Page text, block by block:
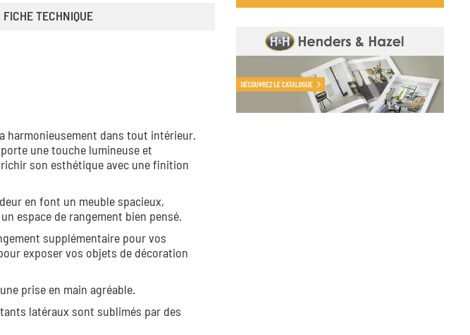
FICHE TECHNIQUE
harmonieusement dans tout intérieur.
une touche lumineuse et
son esthétique avec une finition
en font un meuble spacieux,
espace de rangement bien pensé.
supplémentaire pour vos
exposer vos objets de décoration
prise en main agréable.
latéraux sont sublimés par des